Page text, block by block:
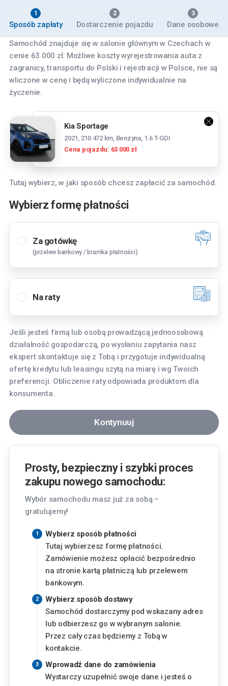
1
Sposób zapłaty
2
Dostarczenie pojazdu
3
Dane osobowe
Samochód znajduje się w salonie głównym w Czechach w
cenie 63 000 zł. Możliwe koszty wyrejestrowania auta z
zagranicy, transportu do Polski i rejestracji w Polsce, nie są
wliczone w cenę i będą wyliczone indywidualnie na
życzenie.
Kia Sportage
2021, 210 472 km, Benzyna, 1.6 T-GDI
Cena pojazdu: 63 000 zł
Tutaj wybierz, w jaki sposób chcesz zapłacić za samochód.
Wybierz formę płatności
Za gotówkę
(przelew bankowy / bramka płatności)
Na raty
Jeśli jesteś firmą lub osobą prowadzącą jednoosobową
działalność gospodarczą, po wysłaniu zapytania nasz
ekspert skontaktuje się z Tobą i przygotuje indywidualną
ofertę kredytu lub leasingu szytą na miarę i wg Twoich
preferencji. Obliczenie raty odpowiada produktom dla
konsumenta.
Kontynuuj
Prosty, bezpieczny i szybki proces
zakupu nowego samochodu:
Wybór samochodu masz już za sobą –
gratulujemy!
Wybierz sposób płatności
Tutaj wybierzesz formę płatności.
Zamówienie możesz opłacić bezpośrednio
na stronie kartą płatniczą lub przelewem
bankowym.
Wybierz sposób dostawy
Samochód dostarczymy pod wskazany adres
lub odbierzesz go w wybranym salonie.
Przez cały czas będziemy z Tobą w
kontakcie.
Wprowadź dane do zamówienia
Wystarczy uzupełnić swoje dane i jesteś o
Finansowanie
375zł
Wysokość wkładu własnego
Wybierz oddział
Tyniecka 3, 55-040 Bielany Wrocławskie
Fordońska 268, 85-752 Bydgoszcz
Gdańsk
aleja Grunwaldzka 256, 80-236 Gdańsk
Gdynia
Kraków
Pasternik 69, 31-354 Kraków
Lublin
Chemiczna 5, 20-329 Lublin
Piaseczno
Okulickiego 3, 05-500 Piaseczno
Poznań
Szwajcarska 14, 61-285 Poznań
Radom
Aleja Józefa Grzecznarowskiego 28, 26-610
Radom
Rzeszów
Wyzwolenia 2, 35-501 Rzeszów